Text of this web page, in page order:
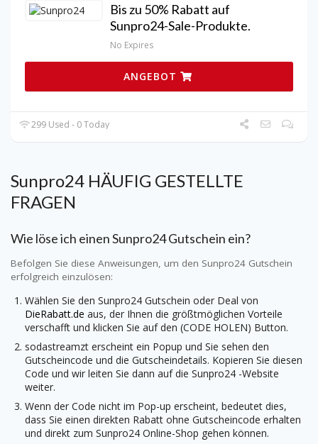
Bis zu 50% Rabatt auf
Sunpro24-Sale-Produkte.
No Expires
ANGEBOT
299 Used - 0 Today
Sunpro24 HÄUFIG GESTELLTE
FRAGEN
Wie löse ich einenSunpro24Gutschein ein?
Befolgen Sie diese Anweisungen, um den Sunpro24 Gutschein
erfolgreich einzulösen:
Wählen Sie den Sunpro24 Gutschein oder Deal von
DieRabatt.de aus, der Ihnen die größtmöglichen Vorteile
verschafft und klicken Sie auf den (CODE HOLEN) Button.
sodastreamzt erscheint ein Popup und Sie sehen den
Gutscheincode und die Gutscheindetails. Kopieren Sie diesen
Code und wir leiten Sie dann auf die Sunpro24 -Website
weiter.
Wenn der Code nicht im Pop-up erscheint, bedeutet dies,
dass Sie einen direkten Rabatt ohne Gutscheincode erhalten
und direkt zum Sunpro24 Online-Shop gehen können.